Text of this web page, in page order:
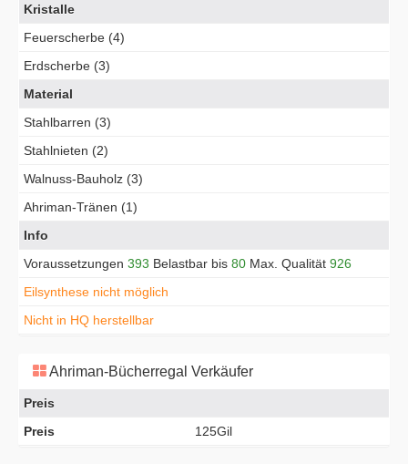
Kristalle
Feuerscherbe (4)
Erdscherbe (3)
Material
Stahlbarren (3)
Stahlnieten (2)
Walnuss-Bauholz (3)
Ahriman-Tränen (1)
Info
Voraussetzungen 393 Belastbar bis 80 Max. Qualität 926
Eilsynthese nicht möglich
Nicht in HQ herstellbar
Ahriman-Bücherregal Verkäufer
Preis
Preis
125Gil